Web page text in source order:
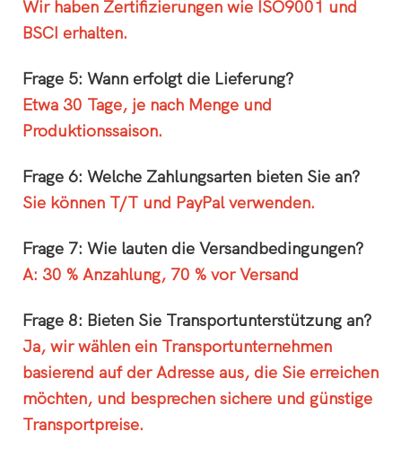
Wir haben Zertifizierungen wie ISO9001 und
BSCI erhalten.
Frage 5: Wann erfolgt die Lieferung?
Etwa 30 Tage, je nach Menge und
Produktionssaison.
Frage 6: Welche Zahlungsarten bieten Sie an?
Sie können T/T und PayPal verwenden.
Frage 7: Wie lauten die Versandbedingungen?
A: 30 % Anzahlung, 70 % vor Versand
Frage 8: Bieten Sie Transportunterstützung an?
Ja, wir wählen ein Transportunternehmen
basierend auf der Adresse aus, die Sie erreichen
möchten, und besprechen sichere und günstige
Transportpreise.